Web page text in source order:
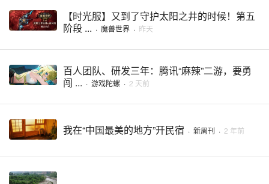
【时光服】又到了守护太阳之井的时候！第五
阶段 ... · 魔兽世界 · 昨天
百人团队、研发三年：腾讯“麻辣”二游，要勇
闯 ... · 游戏陀螺 · 2 天前
我在“中国最美的地方”开民宿 · 新周刊 · 2 年前